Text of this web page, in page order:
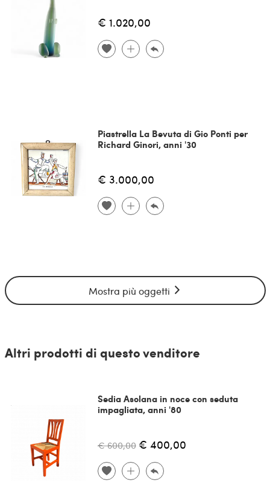
€ 1.020,00
Piastrella La Bevuta di Gio Ponti per
Richard Ginori, anni '30
€ 3.000,00
Mostra più oggetti
Altri prodotti di questo venditore
Sedia Asolana in noce con seduta
impagliata, anni '80
€ 600,00 € 400,00